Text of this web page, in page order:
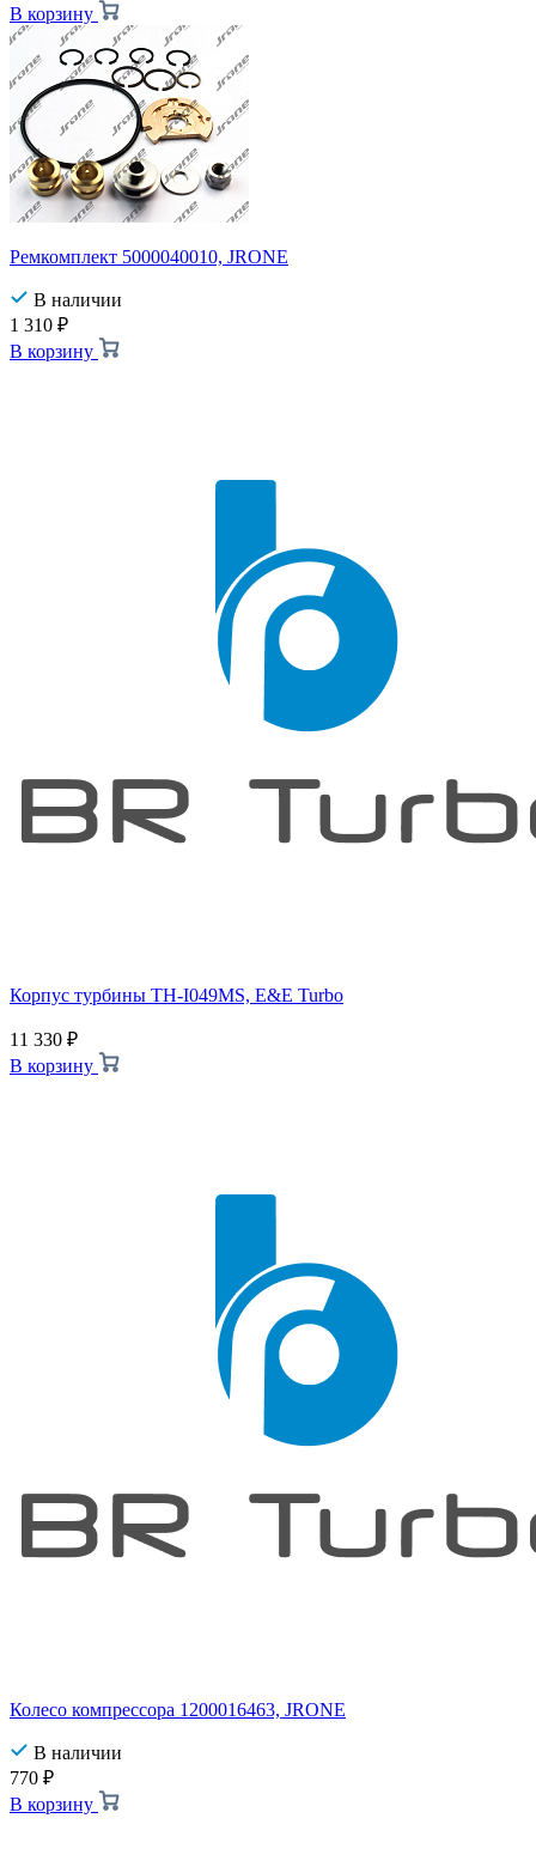
В корзину
Ремкомплект 5000040010, JRONE
В наличии
1 310 ₽
В корзину
Корпус турбины TH-I049MS, E&E Turbo
11 330 ₽
В корзину
Колесо компрессора 1200016463, JRONE
В наличии
770 ₽
В корзину